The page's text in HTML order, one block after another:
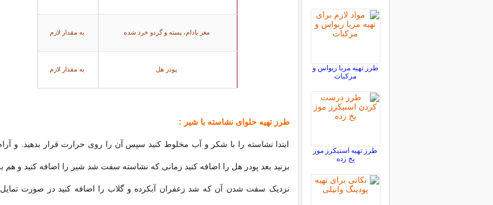
مغز بادام، پسته و گردو خرد شده به مقدار لازم
پودر هل به مقدار لازم
طرز تهیهحلوای نشاسته با شیر :
ابتدا نشاسته را با شکر و آب مخلوط کنید سپس آن را روی حرارت قرار بدهید. و
بزنید بعد پودر هل را اضافه کنید زمانی که نشاسته سفت شد شیر را اضافه کنید و هم
نزدیک سفت شدن آن که شد زعفران آبکرده و گلاب را اضافه کنید در صورت
طرز تهیه مربا ریواس و
مرکبات
طرز تهیه اسنیکرز موز
یخ زده